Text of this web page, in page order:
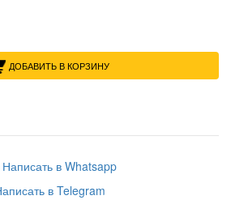
ДОБАВИТЬ В КОРЗИНУ
Написать в Whatsapp
в Telegram